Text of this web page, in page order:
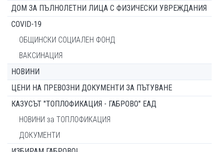
ДОМ ЗА ПЪЛНОЛЕТНИ ЛИЦА С ФИЗИЧЕСКИ УВРЕЖДАНИЯ
COVID-19
ОБЩИНСКИ СОЦИАЛЕН ФОНД
ВАКСИНАЦИЯ
НОВИНИ
ЦЕНИ НА ПРЕВОЗНИ ДОКУМЕНТИ ЗА ПЪТУВАНЕ
КАЗУСЪТ "ТОПЛОФИКАЦИЯ - ГАБРОВО" ЕАД
НОВИНИ за ТОПЛОФИКАЦИЯ
ДОКУМЕНТИ